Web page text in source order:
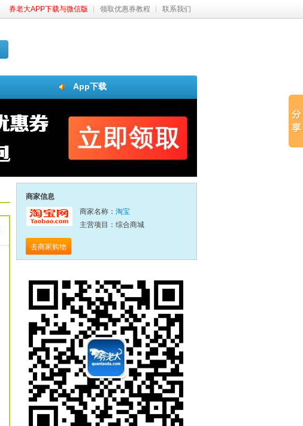
券老大APP下载与微信版 领取优惠券教程 联系我们
App下载
商家信息
商家名称： 淘宝
主营项目：综合商城
去商家购物